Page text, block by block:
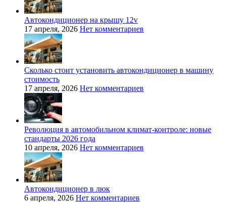
Автокондиционер на крышу 12v
17 апреля, 2026 Нет комментариев
Сколько стоит установить автокондиционер в машину
стоимость
17 апреля, 2026 Нет комментариев
Революция в автомобильном климат-контроле: новые
стандарты 2026 года
10 апреля, 2026 Нет комментариев
Автокондиционер в люк
6 апреля, 2026 Нет комментариев